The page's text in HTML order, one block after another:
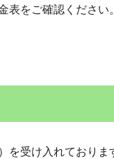
をご確認ください。
受け入れており